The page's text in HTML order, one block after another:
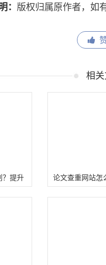
： 版权归属原作者，如
相
？提升
论文查重网站怎
权重六4个SEO